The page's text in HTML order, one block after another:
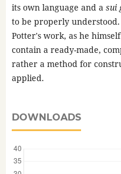
its own language and a sui
to be properly
Potter's work, as he
contain a ready-made,
rather a method for
applied.
DOWNLOADS